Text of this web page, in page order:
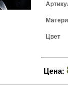
Цвет
Цена: